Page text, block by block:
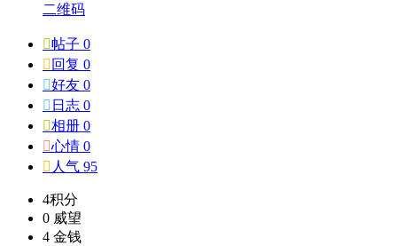
二维码
帖子 0
 回复 0
好友 0
 日志 0
相册 0
心情 0
 人气 95
4积分
0 威望
4 金钱